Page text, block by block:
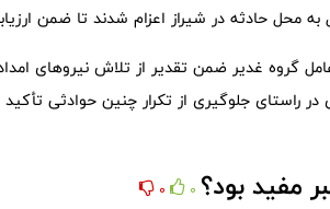
به محل حادثه در شیراز اعزام شدند تا ضمن
گروه غدیر ضمن تقدیر از تلاش نیروهای
راستای جلوگیری از تکرار چنین حوادثی تأکید
مفید بود؟ 0
0